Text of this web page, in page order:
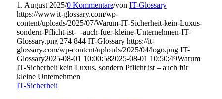
1. August 2025/0 Kommentare/von IT-Glossary
https://www.it-glossary.com/wp-
content/uploads/2025/07/Warum-IT-Sicherheit-kein-Luxus-
sondern-Pflicht-ist-–-auch-fuer-kleine-Unternehmen-IT-
Glossary.png 274 844 IT-Glossary https://it-
glossary.com/wp-content/uploads/2025/04/logo.png IT-
Glossary2025-08-01 10:00:582025-08-01 10:50:49Warum
IT-Sicherheit kein Luxus, sondern Pflicht ist – auch für
kleine Unternehmen
IT-Sicherheit